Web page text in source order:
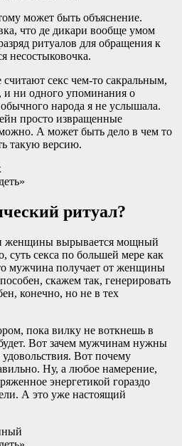
может быть объяснение.
что де дикари вообще умом
ритуалов для обращения к
несостыковочка.
секс чем-то сакральным,
и ни одного упоминания о
народа я не услышала.
просто извращенные
А может быть дело в чем то
такую версию.
ритуал?
женщины вырывается мощный
суть секса по большей мере как
мужчина получает от женщины
скажем так, генерировать
конечно, но не в тех
пока вилку не воткнешь в
Вот зачем мужчинам нужны
Вот почему
Ну, а любое намерение,
энергетикой гораздо
А это уже настоящий